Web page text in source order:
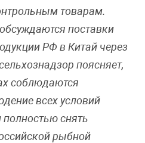
товарам.
поставки
РФ в Китай через
поясняет,
соблюдаются
всех условий
полностью снять
рыбной